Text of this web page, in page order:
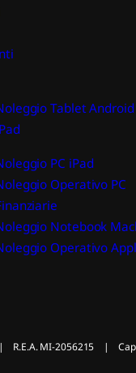
Tablet
PC iPad
Operativo PC
Notebook
Operativo
MI-2056215 |